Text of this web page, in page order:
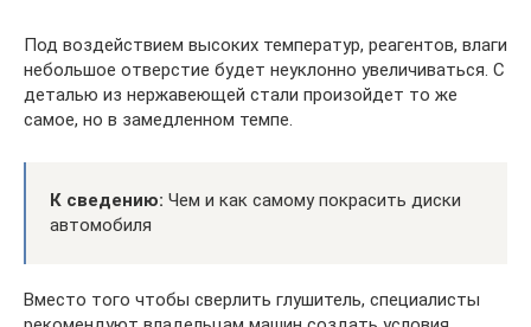
Под воздействием высоких температур, реагентов, влаги
небольшое отверстие будет неуклонно увеличиваться. С
деталью из нержавеющей стали произойдет то же
самое, но в замедленном темпе.
К сведению: Чем и как самому покрасить диски
автомобиля
Вместо того чтобы сверлить глушитель, специалисты